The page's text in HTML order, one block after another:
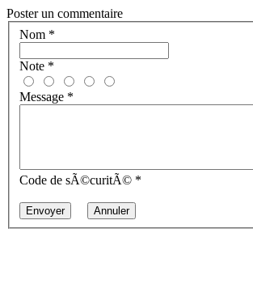
Poster un commentaire
Nom *
Note *
Message *
Code de sÃ©curitÃ© *